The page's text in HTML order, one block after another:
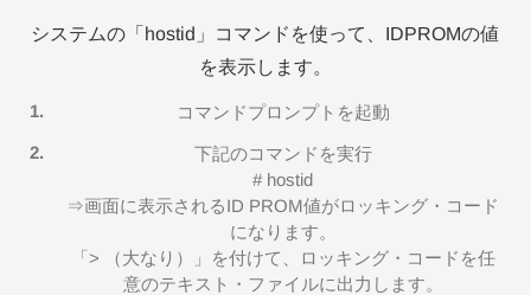
システムの「hostid」コマンドを使って、IDPROMの値
を表示します。
コマンドプロンプトを起動
下記のコマンドを実行
# hostid
⇒画面に表示されるID PROM値がロッキング・コード
になります。
「> （大なり）」を付けて、ロッキング・コードを任
意のテキスト・ファイルに出力します。